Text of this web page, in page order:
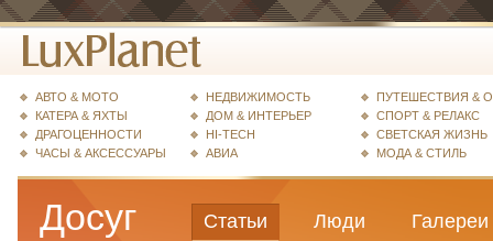
АВТО & МОТО
КАТЕРА & ЯХТЫ
ДРАГОЦЕННОСТИ
ЧАСЫ & АКСЕССУАРЫ
НЕДВИЖИМОСТЬ
ДОМ & ИНТЕРЬЕР
HI-TECH
АВИА
ПУТЕШЕСТВИЯ &
СПОРТ & РЕЛАКС
СВЕТСКАЯ ЖИЗНЬ
МОДА & СТИЛЬ
Досуг Статьи Люди Галереи